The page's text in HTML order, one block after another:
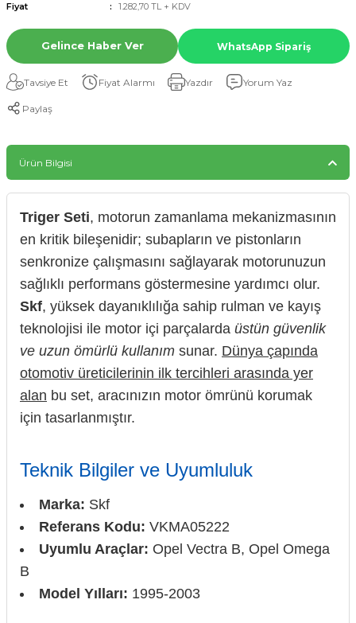
Fiyat
1.282,70 TL + KDV
Gelince Haber Ver WhatsApp Sipariş
Tavsiye Et Fiyat Alarmı Yazdır Yorum Yaz
Paylaş
Ürün Bilgisi
Triger Seti, motorun zamanlama mekanizmasının
en kritik bileşenidir; subapların ve pistonların
senkronize çalışmasını sağlayarak motorunuzun
sağlıklı performans göstermesine yardımcı olur.
Skf, yüksek dayanıklılığa sahip rulman ve kayış
teknolojisi ile motor içi parçalarda üstün güvenlik
ve uzun ömürlü kullanım sunar. Dünya çapında
otomotiv üreticilerinin ilk tercihleri arasında yer
alan bu set, aracınızın motor ömrünü korumak
için tasarlanmıştır.
Teknik Bilgiler ve Uyumluluk
Marka: Skf
Referans Kodu: VKMA05222
Uyumlu Araçlar: Opel Vectra B, Opel Omega
B
Model Yılları: 1995-2003